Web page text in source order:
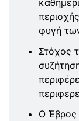
φυγή
Στόχος
Ο Έβρος